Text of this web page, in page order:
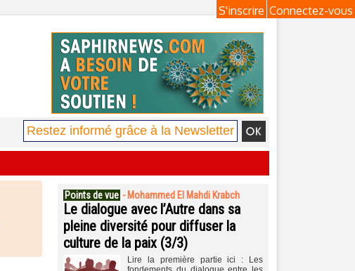
Connectez-vous
S'inscrire
Points de vue - Mohammed El Mahdi Krabch
Le dialogue avec l’Autre dans sa
pleine diversité pour diffuser la
culture de la paix (3/3)
Lire la première partie ici : Les